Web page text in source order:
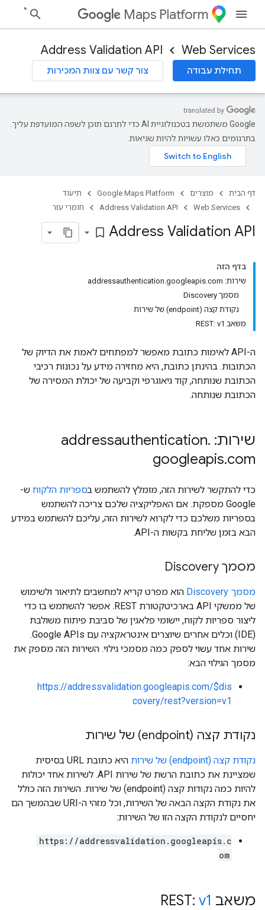
Maps Platform
Web Services
Address Validation API
תחילת עבודה צור קשר עם צוות המכירות
‫Google משתמשת בטכנולוגיית AI כדי לתרגם תוכן לשפה המועדפת עליך.
בתרגומים כאלו עשויות להיות שגיאות.
דף הבית מוצרים Google Maps Platform
תיעוד
Web Services
Address Validation API חומרי עזר
Address Validation API
bookmark_border
בדף הזה
שירות: addressauthentication.googleapis.com
מסמך Discovery
נקודת קצה (endpoint) של שירות
משאב REST: v1
ה-API לאימות כתובת מאפשר למפתחים לאמת את הדיוק של
הכתובות. בהינתן כתובת, היא מחזירה מידע על נכונות רכיבי
הכתובת שנותחה, קוד גיאוגרפי וקביעה של יכולת המסירה של
הכתובת שנותחה.
שירות: addressauthentication .
googleapis.com
כדי להתקשר לשירות הזה, מומלץ להשתמש בספריות הלקוח ש-
Google מספקת. אם האפליקציה שלכם צריכה להשתמש
בספריות משלכם כדי לקרוא לשירות הזה, עליכם להשתמש במידע
הבא בזמן שליחת בקשות ה-API.
מסמך Discovery
מסמך Discovery
הוא מפרט קריא למחשבים לתיאור ולשימוש
של ממשקי API בארכיטקטורת REST. אפשר להשתמש בו כדי
ליצור ספריות לקוח, יישומי פלאגין של סביבת פיתוח משולבת
(IDE) וכלים אחרים שיוצרים אינטראקציה עם Google APIs.
שירות אחד עשוי לספק כמה מסמכי גילוי. השירות הזה מספק את
מסמך הגילוי הבא:
https://addressvalidation.googleapis.com/$dis
covery/rest?version=v1
נקודת קצה (endpoint) של שירות
נקודת קצה (endpoint) של שירות
היא כתובת URL בסיסית
שמציינת את כתובת הרשת של שירות API. לשירות אחד יכולות
להיות כמה נקודות קצה (endpoint) של שירות. השירות הזה כולל
את נקודת הקצה הבאה של השירות, וכל מזהי ה-URI שבהמשך הם
יחסיים לנקודת הקצה הזו של השירות:
https://addressvalidation.googleapis.c
om
משאב REST: v1